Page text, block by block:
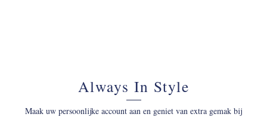
Always In Style
Maak uw persoonlijke account aan en geniet van extra gemak bij